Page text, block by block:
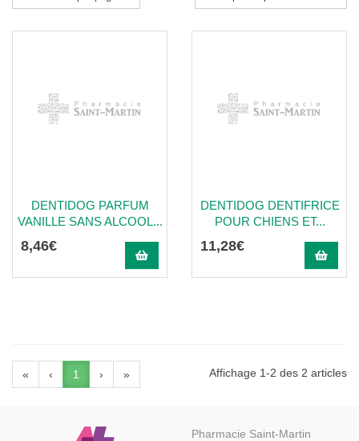
DENTIDOG PARFUM
VANILLE SANS ALCOOL...
8,46€
DENTIDOG DENTIFRICE
POUR CHIENS ET...
11,28€
« ‹ 1 › » Affichage 1-2 des 2 articles
Pharmacie Saint-Martin